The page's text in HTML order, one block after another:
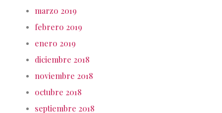
marzo 2019
febrero 2019
enero 2019
diciembre 2018
noviembre 2018
octubre 2018
septiembre 2018